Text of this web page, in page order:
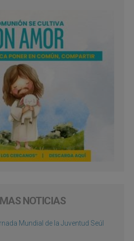
NOTICIAS
Mundial de la Juventud Seúl